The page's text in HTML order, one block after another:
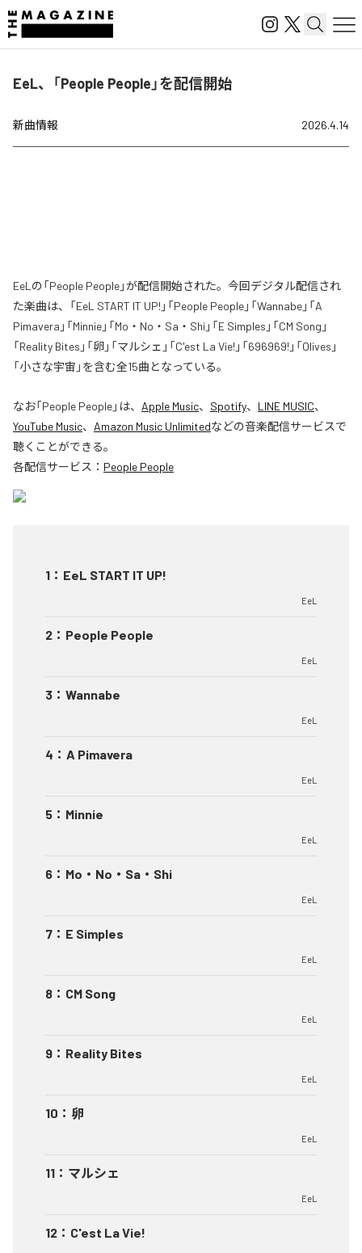
EeL、「People People」を配信開始
新曲情報 2026.4.14
EeLの「People People」が配信開始された。今回デジタル配信され
た楽曲は、「EeL START IT UP!」「People People」「Wannabe」「A
Pimavera」「Minnie」「Mo・No・Sa・Shi」「E Simples」「CM Song」
「Reality Bites」「卵」「マルシェ」「C'est La Vie!」「696969!」「Olives」
「小さな宇宙」を含む全15曲となっている。
なお「People People」は、 Apple Music、 Spotify、 LINE MUSIC、
YouTube Music、 Amazon Music Unlimitedなどの音楽配信サービスで
聴くことができる。
各配信サービス： People People
1 ： EeL START IT UP!
EeL
2 ： People People
EeL
3 ： Wannabe
EeL
4 ： A Pimavera
EeL
5 ： Minnie
EeL
6 ： Mo・No・Sa・Shi
EeL
7 ： E Simples
EeL
8 ： CM Song
EeL
9 ： Reality Bites
EeL
10 ： 卵
EeL
11 ： マルシェ
EeL
12 ： C'est La Vie!